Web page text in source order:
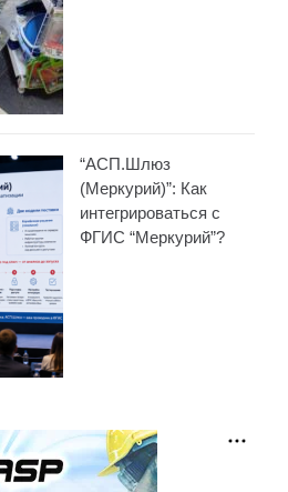
“АСП.Шлюз
(Меркурий)”: Как
интегрироваться с
ФГИС “Меркурий”?